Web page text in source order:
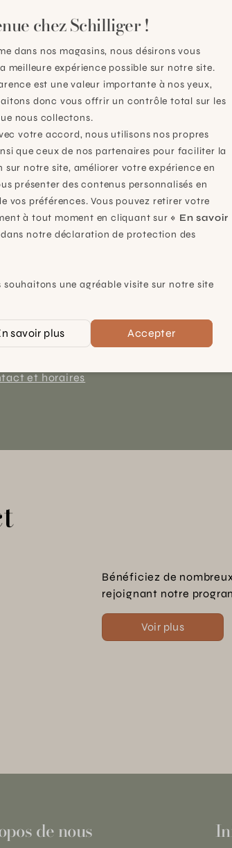
du centre de Genève
des Charrotons 25
Plan-les-Ouates (GE)
et horaires
Bénéficiez de
rejoignant notre
Voir plus
de nous
chez Schilliger !
dans nos magasins, nous désirons vous
meilleure expérience possible sur notre site.
est une valeur importante à nos yeux,
donc vous offrir un contrôle total sur les
nous collectons.
votre accord, nous utilisons nos propres
que ceux de nos partenaires pour faciliter la
sur notre site, améliorer votre expérience en
présenter des contenus personnalisés en
vos préférences. Vous pouvez retirer votre
à tout moment en cliquant sur « En savoir
notre déclaration de protection des
souhaitons une agréable visite sur notre site
savoir plus Accepter